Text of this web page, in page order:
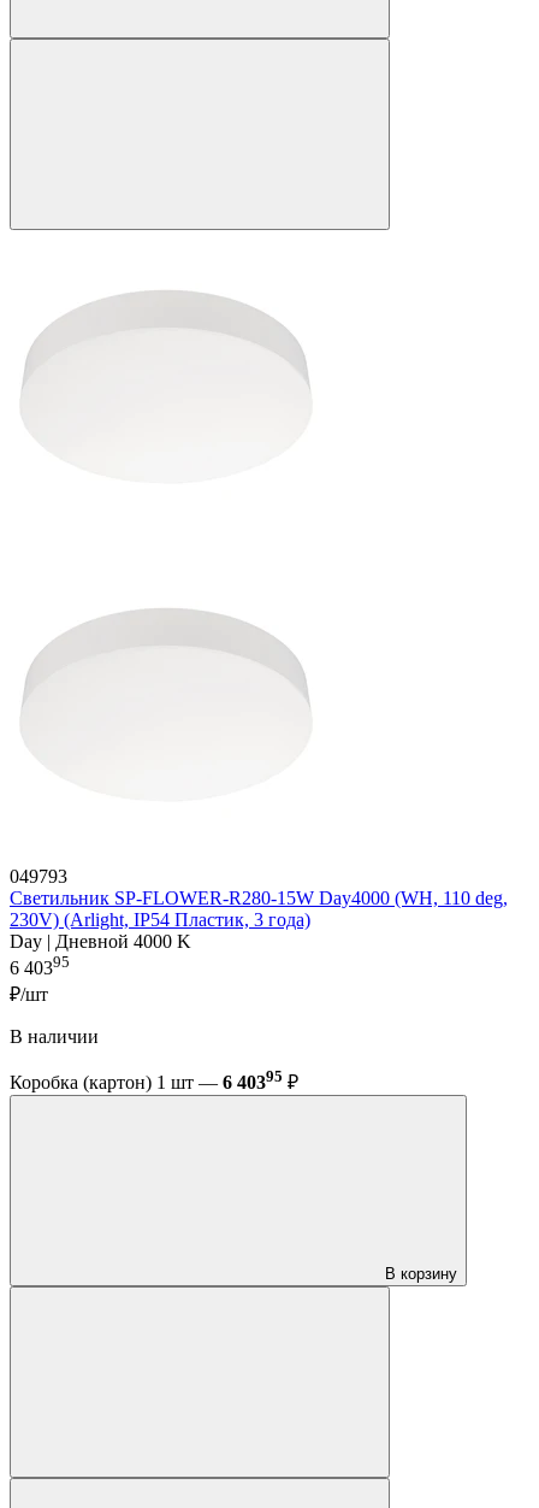
049793
Светильник SP-FLOWER-R280-15W Day4000 (WH, 110 deg,
230V) (Arlight, IP54 Пластик, 3 года)
Day | Дневной 4000 K
6 40395
₽/шт
В наличии
Коробка (картон) 1 шт — 6 40395 ₽
В корзину